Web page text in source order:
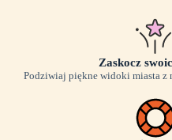
Zaskocz
Podziwiaj piękne widoki miasta z